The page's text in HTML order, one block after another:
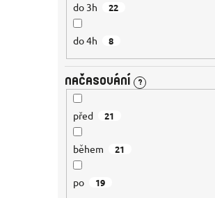
do 3h 22
do 4h 8
NAČASOVÁNÍ ?
před 21
během 21
po 19